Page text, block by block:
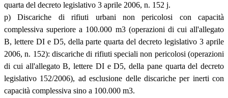
quarta del decreto legislativo 3 aprile 2006, n. 152 j.
p) Discariche di rifiuti urbani non pericolosi con capacità
complessiva superiore a 100.000 m3 (operazioni di cui all'allegato
B, lettere DI e D5, della parte quarta del decreto legislativo 3 aprile
2006, n. 152): discariche di rifiuti speciali non pericolosi (operazioni
di cui all'allegato B, lettere DI e D5, della pane quarta del decreto
legislativo 152/2006), ad esclusione delle discariche per inerti con
capacità complessiva sino a 100.000 m3.